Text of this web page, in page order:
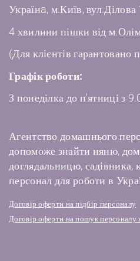
Українa, м.Київ,
4 хвилини пішки від
(Для клієнтів гарантовано
Графік роботи:
З понеділка до п'ятниці з
Агентство домашнього
допоможе знайти няню,
доглядальницю, садівника,
персонал для роботи в
Договір оферти на підбір персоналу
Договір оферти на пошук персоналу